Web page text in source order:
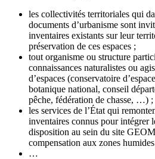
les collectivités territoriales qui
documents d’urbanisme sont
inventaires existants sur leur
préservation de ces espaces ;
tout organisme ou structure
connaissances naturalistes ou
d’espaces (conservatoire
botanique national, conseil
pêche, fédération de chasse, …) ;
les services de l’État qui
inventaires connus pour intégrer
disposition au sein du site
compensation aux zones
…